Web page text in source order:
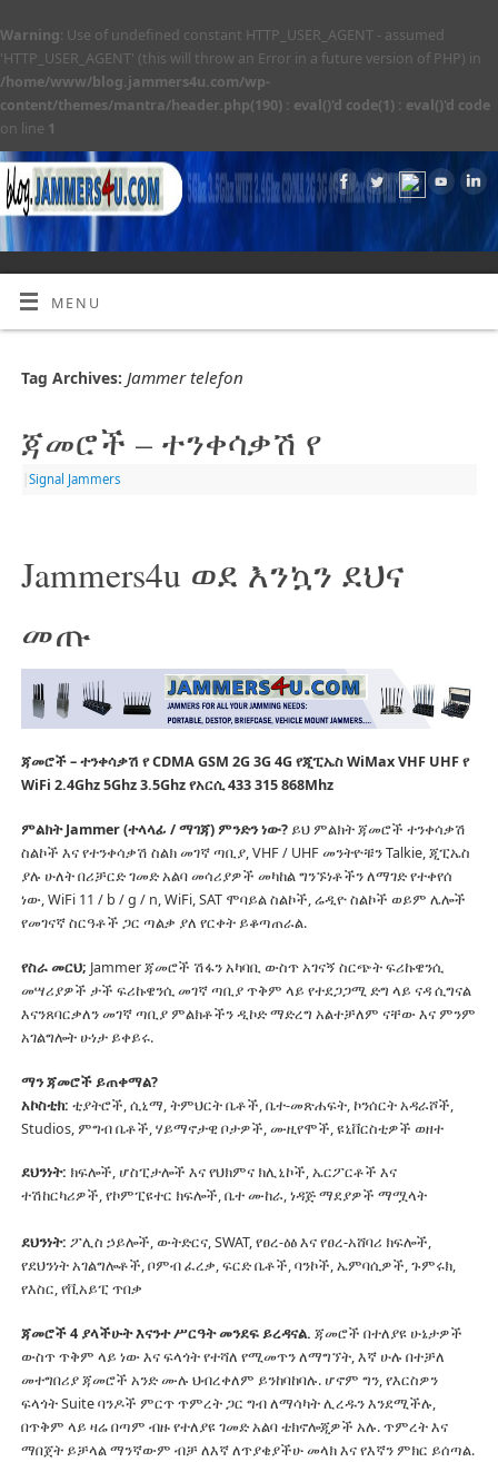
Warning: Use of undefined constant HTTP_USER_AGENT - assumed
'HTTP_USER_AGENT' (this will throw an Error in a future version of PHP) in
/home/www/blog.jammers4u.com/wp-
content/themes/mantra/header.php(190) : eval()'d code(1) : eval()'d code
on line 1
MENU
Tag Archives: Jammer telefon
ጃመሮች – ተንቀሳቃሽ የ
Signal Jammers
Jammers4u ወደ እንኳን ደህና
መጡ
ጃመሮች – ተንቀሳቃሽ የ CDMA GSM 2G 3G 4G የጂፒኤስ WiMax VHF UHF የ
WiFi 2.4Ghz 5Ghz 3.5Ghz የአርሲ 433 315 868Mhz
ምልክት Jammer (ተላላፊ / ማገጃ) ምንድን ነው?ይህ ምልክት ጃመሮች ተንቀሳቃሽ
ስልኮች እና የተንቀሳቃሽ ስልክ መገኛ ጣቢያ, VHF / UHF መንትዮቹን Talkie, ጂፒኤስ
ያሉ ሁለት በሪቻርድ ገመድ አልባ መሳሪያዎች መካከል ግንኙነቶችን ለማገድ የተቀየሰ
ነው, WiFi 11 / b / g / n, WiFi, SAT ሞባይል ስልኮች, ሬዲዮ ስልኮች ወይም ሌሎች
የመገናኛ ስርዓቶች ጋር ጣልቃ ያለ የርቀት ይቆጣጠራል.
የስራ መርህ; Jammer ጃመሮች ሽፋን አካባቢ ውስጥ አገናኝ ስርጭት ፍሪኩዌንሲ
መሣሪያዎች ታች ፍሪኩዌንሲ መገኛ ጣቢያ ጥቅም ላይ የተደጋጋሚ ድግ ላይ ናዳ ሲግናል
እናንጸባርቃለን መገኛ ጣቢያ ምልክቶችን ዲኮድ ማድረግ አልተቻለም ናቸው እና ምንም
አገልግሎት ሁነታ ይቀይሩ.
ማን ጃመሮች ይጠቀማል?
አኮስቲክ: ቲያትሮች, ሲኒማ, ትምህርት ቤቶች, ቤተ-መጽሐፍት, ኮንሰርት አዳራሾች,
Studios, ምግብ ቤቶች, ሃይማኖታዊ ቦታዎች, ሙዚየሞች, ዩኒቨርስቲዎች ወዘተ
ደህንነት: ክፍሎች, ሆስፒታሎች እና የህክምና ክሊኒኮች, ኤርፖርቶች እና
ተሽከርካሪዎች, የኮምፒዩተር ክፍሎች, ቤተ ሙከራ, ነዳጅ ማደያዎች ማሟላት
ደህንነት: ፖሊስ ኃይሎች, ውትድርና, SWAT, የፀረ-ዕፅ እና የፀረ-አሸባሪ ክፍሎች,
የደህንነት አገልግሎቶች, ቦምብ ፈረቃ, ፍርድ ቤቶች, ባንኮች, ኤምባሲዎች, ጉምሩክ,
የእስር, የቪአይፒ ጥበቃ
ጃመሮች 4 ያላችሁት እናንተ ሥርዓት መንደፍ ይረዳናል. ጃመሮች በተለያዩ ሁኔታዎች
ውስጥ ጥቅም ላይ ነው እና ፍላጎት የተሻለ የሚመጥን ለማግኘት, እኛ ሁሉ በተቻለ
መተግበሪያ ጃመሮች አንድ ሙሉ ህብረቀለም ይንከባከባሉ. ሆኖም ግን, የእርስዎን
ፍላጎት Suite ባንዶች ምርጥ ጥምረት ጋር ግብ ለማሳካት ሊረዱን እንደሚችሉ,
በጥቅም ላይ ዛሬ በጣም ብዙ የተለያዩ ገመድ አልባ ቴክኖሎጂዎች አሉ.ጥምረት እና
ማበጀት ይቻላል ማንኛውም ብቻ ለእኛ ለጥያቄያችሁ መላክ እና የእኛን ምክር ይሰጣል.